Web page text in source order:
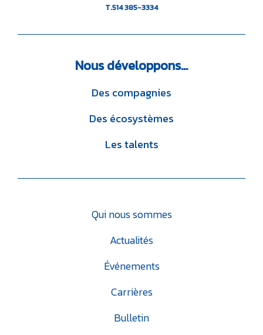
T.514 385-3334
Nousdéveloppons…
Des compagnies
Des écosystèmes
Les talents
Qui nous sommes
Actualités
Événements
Carrières
Bulletin